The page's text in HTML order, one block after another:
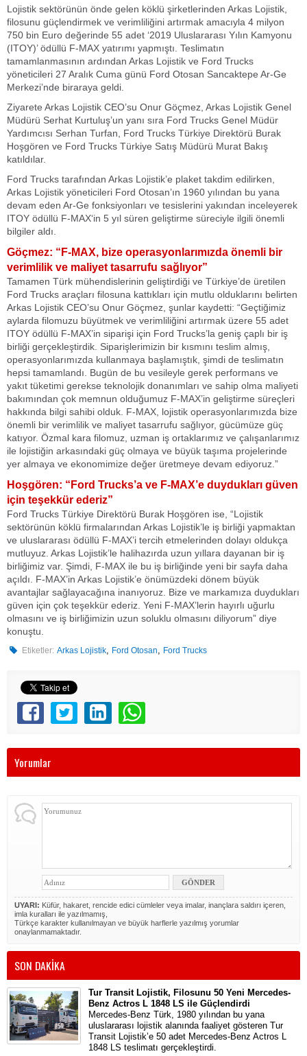
Lojistik sektörünün önde gelen köklü şirketlerinden Arkas Lojistik,
filosunu güçlendirmek ve verimliliğini artırmak amacıyla 4 milyon
750 bin Euro değerinde 55 adet ‘2019 Uluslararası Yılın Kamyonu
(ITOY)’ ödüllü F-MAX yatırımı yapmıştı. Teslimatın
tamamlanmasının ardından Arkas Lojistik ve Ford Trucks
yöneticileri 27 Aralık Cuma günü Ford Otosan Sancaktepe Ar-Ge
Merkezi’nde biraraya geldi.
Ziyarete Arkas Lojistik CEO’su Onur Göçmez, Arkas Lojistik Genel
Müdürü Serhat Kurtuluş’un yanı sıra Ford Trucks Genel Müdür
Yardımcısı Serhan Turfan, Ford Trucks Türkiye Direktörü Burak
Hoşgören ve Ford Trucks Türkiye Satış Müdürü Murat Bakış
katıldılar.
Ford Trucks tarafından Arkas Lojistik’e plaket takdim edilirken,
Arkas Lojistik yöneticileri Ford Otosan’ın 1960 yılından bu yana
devam eden Ar-Ge fonksiyonları ve tesislerini yakından inceleyerek
ITOY ödüllü F-MAX‘in 5 yıl süren geliştirme süreciyle ilgili önemli
bilgiler aldı.
Göçmez: “F-MAX, bize operasyonlarımızda önemli bir
verimlilik ve maliyet tasarrufu sağlıyor”
Tamamen Türk mühendislerinin geliştirdiği ve Türkiye’de üretilen
Ford Trucks araçları filosuna kattıkları için mutlu olduklarını belirten
Arkas Lojistik CEO’su Onur Göçmez, şunlar kaydetti: “Geçtiğimiz
aylarda filomuzu büyütmek ve verimliliğini artırmak üzere 55 adet
ITOY ödüllü F-MAX’in siparişi için Ford Trucks’la geniş çaplı bir iş
birliği gerçekleştirdik. Siparişlerimizin bir kısmını teslim almış,
operasyonlarımızda kullanmaya başlamıştık, şimdi de teslimatın
hepsi tamamlandı. Bugün de bu vesileyle gerek performans ve
yakıt tüketimi gerekse teknolojik donanımları ve sahip olma maliyeti
bakımından çok memnun olduğumuz F-MAX’in geliştirme süreçleri
hakkında bilgi sahibi olduk. F-MAX, lojistik operasyonlarımızda bize
önemli bir verimlilik ve maliyet tasarrufu sağlıyor, gücümüze güç
katıyor. Özmal kara filomuz, uzman iş ortaklarımız ve çalışanlarımız
ile lojistiğin arkasındaki güç olmaya ve büyük taşıma projelerinde
yer almaya ve ekonomimize değer üretmeye devam ediyoruz.”
Hoşgören: “Ford Trucks’a ve F-MAX’e duydukları güven
için teşekkür ederiz”
Ford Trucks Türkiye Direktörü Burak Hoşgören ise, “Lojistik
sektörünün köklü firmalarından Arkas Lojistik’le iş birliği yapmaktan
ve uluslararası ödüllü F-MAX’i tercih etmelerinden dolayı oldukça
mutluyuz. Arkas Lojistik’le halihazırda uzun yıllara dayanan bir iş
birliğimiz var. Şimdi, F-MAX ile bu iş birliğinde yeni bir sayfa daha
açıldı. F-MAX’in Arkas Lojistik’e önümüzdeki dönem büyük
avantajlar sağlayacağına inanıyoruz. Bize ve markamıza duydukları
güven için çok teşekkür ederiz. Yeni F-MAX’lerin hayırlı uğurlu
olmasını ve iş birliğimizin uzun soluklu olmasını diliyorum” diye
konuştu.
Etiketler: Arkas Lojistik, Ford Otosan, Ford Trucks
Yorumlar
UYARI: Küfür, hakaret, rencide edici cümleler veya imalar, inançlara saldırı içeren,
imla kuralları ile yazılmamış,
Türkçe karakter kullanılmayan ve büyük harflerle yazılmış yorumlar
onaylanmamaktadır.
SON DAKİKA
Tur Transit Lojistik, Filosunu 50 Yeni Mercedes-
Benz Actros L 1848 LS ile Güçlendirdi
Mercedes-Benz Türk, 1980 yılından bu yana
uluslararası lojistik alanında faaliyet gösteren Tur
Transit Lojistik’e 50 adet Mercedes-Benz Actros L
1848 LS teslimatı gerçekleştirdi.